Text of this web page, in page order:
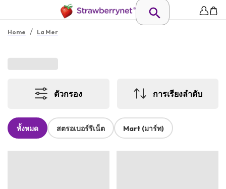
Home / La Mer
ตัวกรอง การเรียงลำดับ
ทั้งหมด สตรอเบอร์รีเน็ต Mart (มาร์ท)